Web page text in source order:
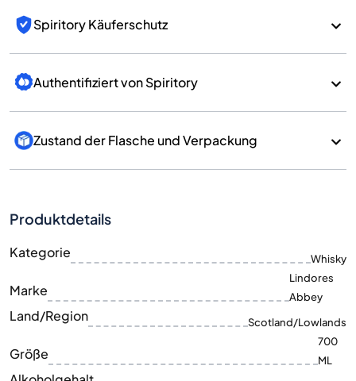
Spiritory Käuferschutz
Authentifiziert von Spiritory
Zustand der Flasche und Verpackung
Produktdetails
Kategorie Whisky
Marke
Lindores
Abbey
Land/Region Scotland/Lowlands
Größe
700
ML